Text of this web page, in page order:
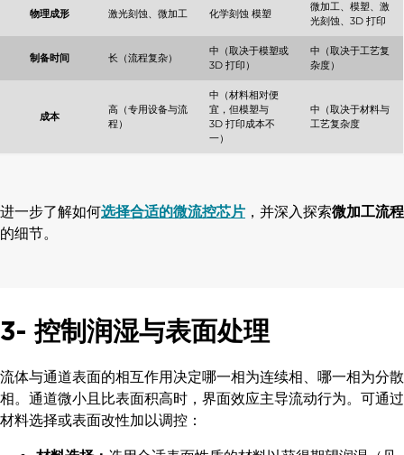
物理成形 激光刻蚀、微加工 化学刻蚀 模塑
微加工、模塑、激
光刻蚀、3D 打印
制备时间 长（流程复杂）
中（取决于模塑或
3D 打印）
中（取决于工艺复
杂度）
成本
高（专用设备与流
程）
中（材料相对便
宜，但模塑与
3D 打印成本不
一）
中（取决于材料与
工艺复杂度
进一步了解如何选择合适的微流控芯片 ，并深入探索微加工流程
的细节。
3- 控制润湿与表面处理
流体与通道表面的相互作用决定哪一相为连续相、哪一相为分散
相。通道微小且比表面积高时，界面效应主导流动行为。可通过
材料选择或表面改性加以调控：